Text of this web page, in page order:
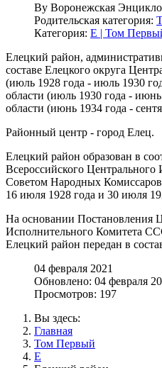
By Воронежская
Родительская категория:
Категория: Е | Том
Елецкий район,
составе Елецкого округа
(июль 1928 года - июль 1930
области (июль 1930 года -
области (июнь 1934 года -
Районный центр - город Елец.
Елецкий район образован в
Всероссийского
Советом Народных
16 июля 1928 года и 30 июля
На основании Постановления
Исполнительного Комитета
Елецкий район передан в
04 февраля 2021
Обновлено: 04 февраля
Просмотров: 197
Вы здесь:
Главная
Том Первый
Е